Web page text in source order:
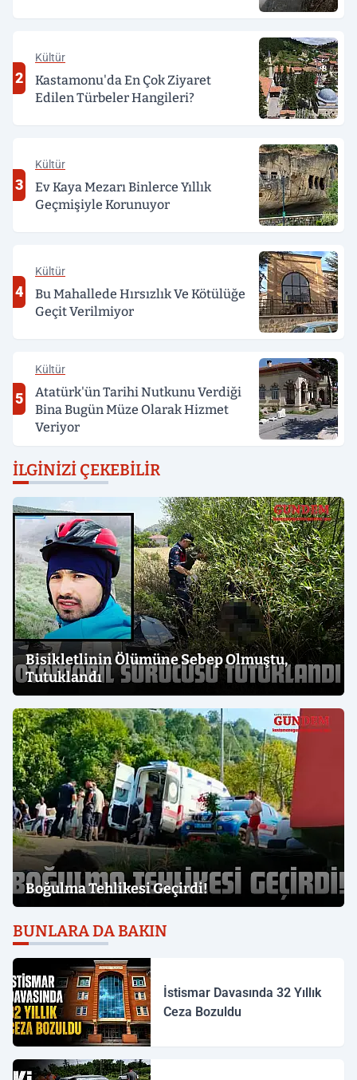
2
Kültür
Kastamonu'da En Çok Ziyaret
Edilen Türbeler Hangileri?
3
Kültür
Ev Kaya Mezarı Binlerce Yıllık
Geçmişiyle Korunuyor
4
Kültür
Bu Mahallede Hırsızlık Ve Kötülüğe
Geçit Verilmiyor
5
Kültür
Atatürk'ün Tarihi Nutkunu Verdiği
Bina Bugün Müze Olarak Hizmet
Veriyor
İLGINIZI ÇEKEBILIR
Bisikletlinin Ölümüne Sebep Olmuştu,
Tutuklandı
Boğulma Tehlikesi Geçirdi!
BUNLARA DA BAKIN
İstismar Davasında 32 Yıllık
Ceza Bozuldu